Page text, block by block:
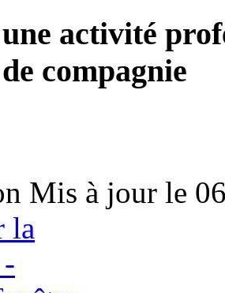
activité
compagnie
Mis à jour le